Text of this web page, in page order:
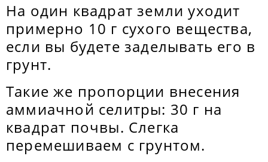
На один квадрат земли уходит
примерно 10 г сухого вещества,
если вы будете заделывать его в
грунт.
Такие же пропорции внесения
аммиачной селитры: 30 г на
квадрат почвы. Слегка
перемешиваем с грунтом.